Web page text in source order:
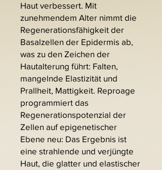
Haut verbessert. Mit
zunehmendem Alter nimmt die
Regenerationsfähigkeit der
Basalzellen der Epidermis ab,
was zu den Zeichen der
Hautalterung führt: Falten,
mangelnde Elastizität und
Prallheit, Mattigkeit. Reproage
programmiert das
Regenerationspotenzial der
Zellen auf epigenetischer
Ebene neu: Das Ergebnis ist
eine strahlende und verjüngte
Haut, die glatter und elastischer